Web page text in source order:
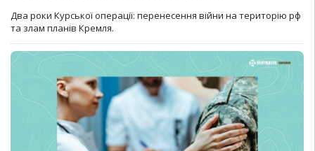
Два роки Курської операції: перенесення війни на територію рф
та злам планів Кремля.